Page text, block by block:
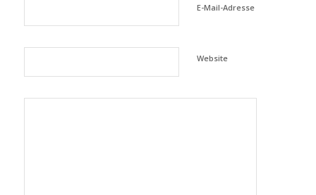
E-Mail-Adresse
Website